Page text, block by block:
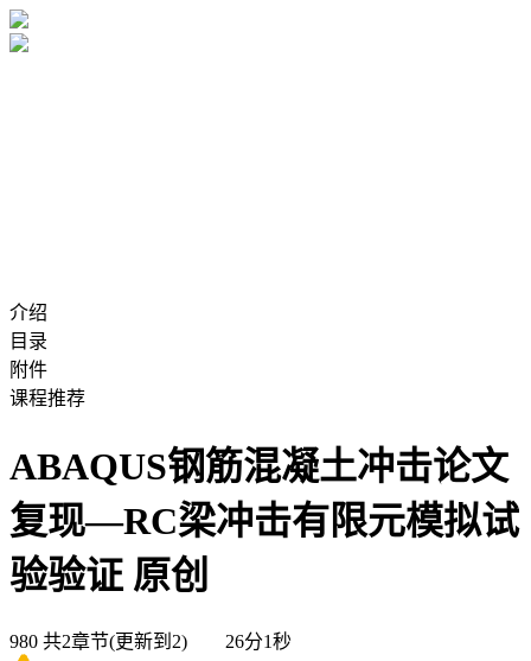
介绍
目录
附件
课程推荐
ABAQUS钢筋混凝土冲击论文
复现—RC梁冲击有限元模拟试
验验证 原创
980 共2章节(更新到2) 26分1秒